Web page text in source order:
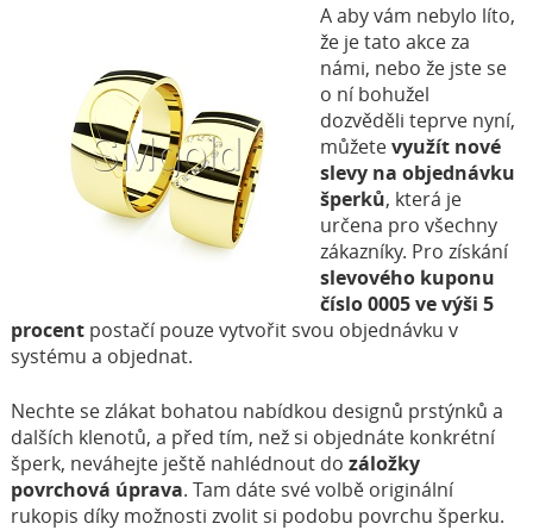
A aby vám nebylo líto,
že je tato akce za
námi, nebo že jste se
o ní bohužel
dozvěděli teprve nyní,
můžetevyužít nové
slevy na objednávku
šperků, která je
určena pro všechny
zákazníky. Pro získání
slevového kuponu
číslo 0005 ve výši 5
procent postačí pouze vytvořit svou objednávku v
systému a objednat.
Nechte se zlákat bohatou nabídkou designů prstýnků a
dalších klenotů, a před tím, než si objednáte konkrétní
šperk, neváhejte ještě nahlédnout do záložky
povrchová úprava. Tam dáte své volbě originální
rukopis díky možnosti zvolit si podobu povrchu šperku.